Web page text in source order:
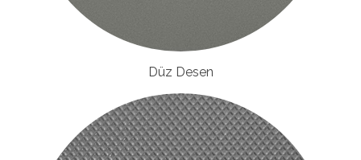
Düz Desen